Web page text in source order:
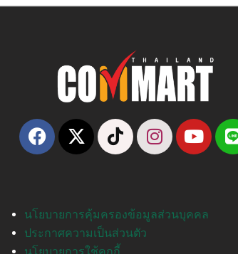
นโยบายการคุ้มครองข้อมูลส่วนบุคคล
ประกาศความเป็นส่วนตัว
นโยบายการใช้คุกกี้